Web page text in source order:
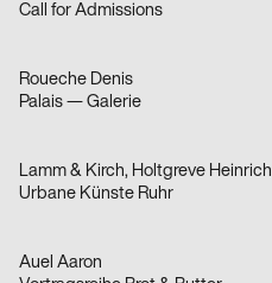
Call for Admissions
Roueche Denis
Palais — Galerie
Lamm & Kirch, Holtgreve Heinrich
Urbane Künste Ruhr
Auel Aaron